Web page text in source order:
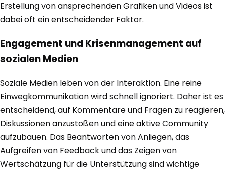
Erstellung von ansprechenden Grafiken und Videos ist
dabei oft ein entscheidender Faktor.
Engagement und Krisenmanagement auf
sozialen Medien
Soziale Medien leben von der Interaktion. Eine reine
Einwegkommunikation wird schnell ignoriert. Daher ist es
entscheidend, auf Kommentare und Fragen zu reagieren,
Diskussionen anzustoßen und eine aktive Community
aufzubauen. Das Beantworten von Anliegen, das
Aufgreifen von Feedback und das Zeigen von
Wertschätzung für die Unterstützung sind wichtige